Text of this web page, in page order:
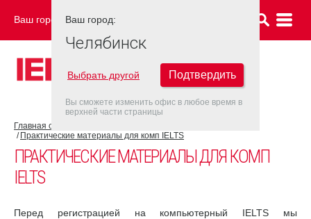
Ваш город: ЧЕЛЯБИНСК
Главная страница
Практические материалы для комп IELTS
ПРАКТИЧЕСКИЕ МАТЕРИАЛЫ ДЛЯ КОМП
IELTS
Перед регистрацией на компьютерный IELTS мы
Ваш город:
Челябинск
Выбрать другой Подтвердить
Вы сможете изменить офис в любое время в
верхней части страницы